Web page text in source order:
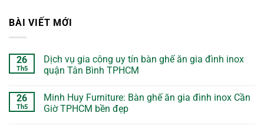
BÀI VIẾT MỚI
26
Th5
Dịch vụ gia công uy tín bàn ghế ăn gia đình inox
quận Tân Bình TPHCM
26
Th5
Minh Huy Furniture: Bàn ghế ăn gia đình inox Cần
Giờ TPHCM bền đẹp